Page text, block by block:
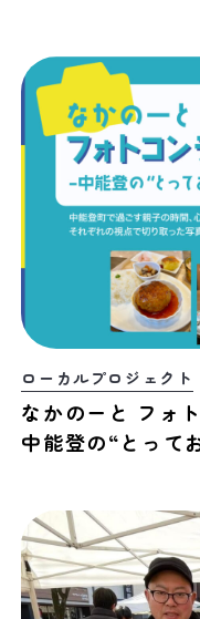
ローカルプロジェクト
なかのーと フォ
中能登の“とって